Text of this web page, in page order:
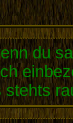
du
stehts